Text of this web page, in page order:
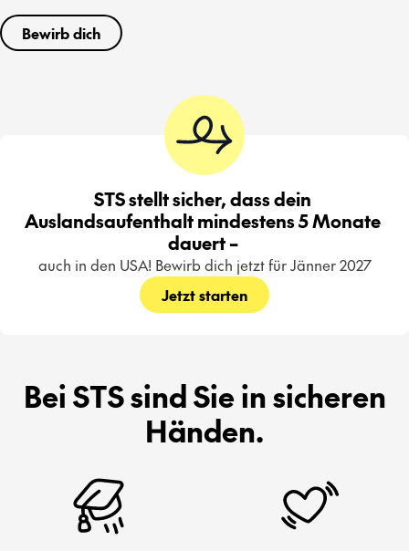
Bewirb dich
STS stellt sicher, dass dein
Auslandsaufenthalt mindestens 5 Monate
dauert –
auch in den USA! Bewirb dich jetzt für Jänner 2027
Jetzt starten
Bei STS sind Sie in sicheren
Händen.